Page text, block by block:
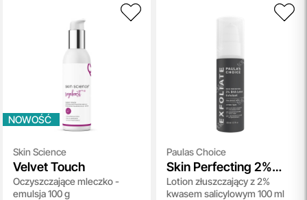
NOWOŚĆ
Skin Science
Velvet Touch
Oczyszczające mleczko -
emulsja 100 g
Paulas Choice
Skin Perfecting 2%
BHA Lotion
Lotion złuszczający z 2%
kwasem salicylowym 100 ml